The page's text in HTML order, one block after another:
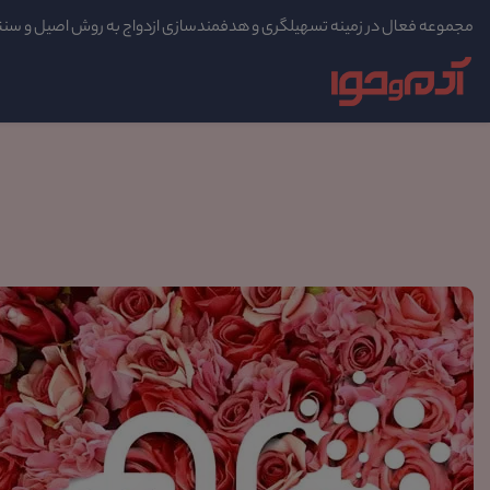
مجموعه فعال در زمینه تسهیلگری و هدفمندسازی ازدواج به روش اصیل و